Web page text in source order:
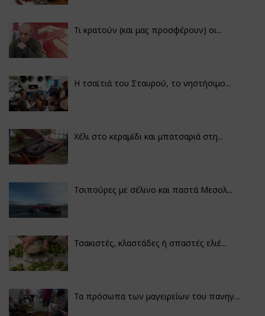
Τι κρατούν (και μας προσφέρουν) οι...
Η τσαϊτιά του Σταυρού, το νηστήσιμο...
Χέλι στο κεραμίδι και μπατσαριά στη...
Τσιπούρες με σέλινο και παστά Μεσολ...
Τσακιστές, κλαστάδες ή σπαστές ελιέ...
Τα πρόσωπα των μαγειρείων του πανηγ...